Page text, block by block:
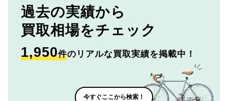
過去の実績から
買取相場をチェック
1,950件のリアルな買取実績を掲載中！
今すぐここから検索！